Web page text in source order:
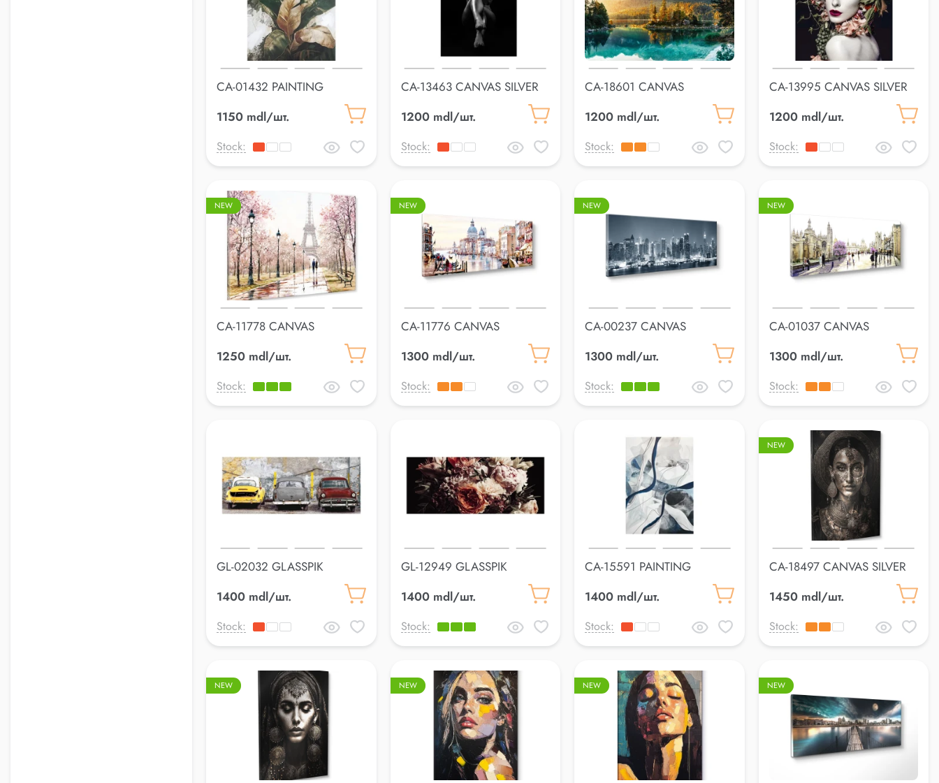
CA-01432 PAINTING
1150 mdl/шт.
Stock:
CA-13463 CANVAS SILVER
1200 mdl/шт.
Stock:
CA-18601 CANVAS
1200 mdl/шт.
Stock:
CA-13995 CANVAS SILVER
1200 mdl/шт.
Stock:
NEW
CA-11778 CANVAS
1250 mdl/шт.
Stock:
NEW
CA-11776 CANVAS
1300 mdl/шт.
Stock:
NEW
CA-00237 CANVAS
1300 mdl/шт.
Stock:
NEW
CA-01037 CANVAS
1300 mdl/шт.
Stock:
GL-02032 GLASSPIK
1400 mdl/шт.
Stock:
GL-12949 GLASSPIK
1400 mdl/шт.
Stock:
CA-15591 PAINTING
1400 mdl/шт.
Stock:
NEW
CA-18497 CANVAS SILVER
1450 mdl/шт.
Stock:
NEW NEW NEW NEW